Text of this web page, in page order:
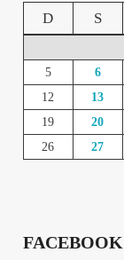
D S
5
6
12
13
19
20
26
27
FACEBOOK